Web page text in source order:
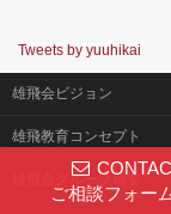
ご相談フォー
Tweets by yuuhikai
雄飛会ビジョン
雄飛教育コンセプト
雄飛会グループ概要